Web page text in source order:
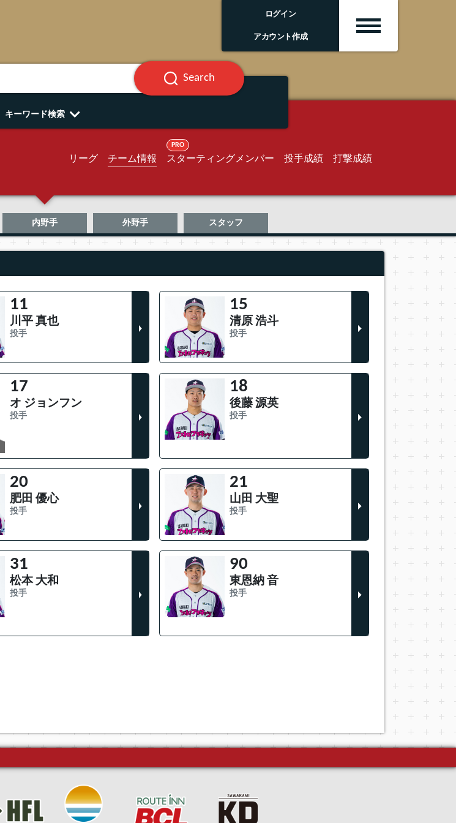
ログイン
アカウント作成
Search
キーワード検索
リーグ チーム情報
PRO
スターティングメンバー 投手成績 打撃成績
内野手 外野手 スタッフ
11
川平 真也
投手
15
清原 浩斗
投手
17
オ ジョンフン
投手
18
後藤 源英
投手
20
肥田 優心
投手
21
山田 大聖
投手
31
松本 大和
投手
90
東恩納 音
投手